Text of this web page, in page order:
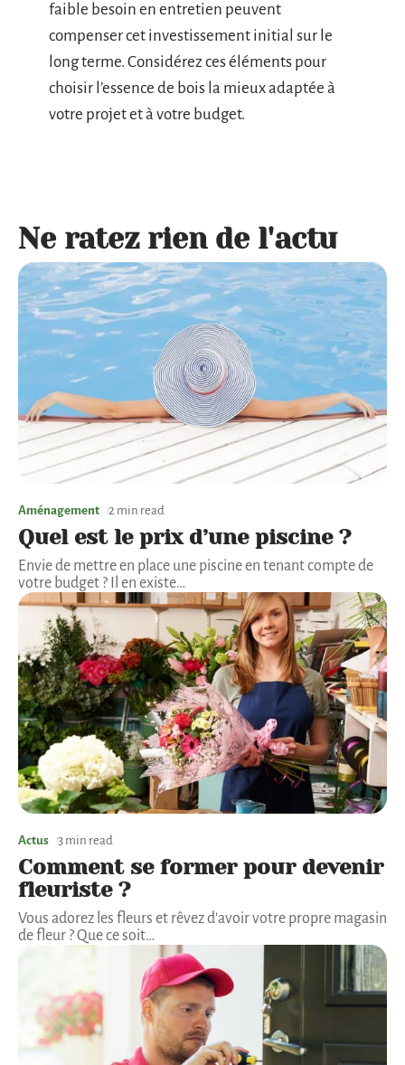
faible besoin en entretien peuvent
compenser cet investissement initial sur le
long terme. Considérez ces éléments pour
choisir l’essence de bois la mieux adaptée à
votre projet et à votre budget.
Ne ratez rien de l'actu
Aménagement 2 min read
Quel est le prix d’une piscine ?
Envie de mettre en place une piscine en tenant compte de
votre budget ? Il en existe…
Actus 3 min read
Comment se former pour devenir
fleuriste ?
Vous adorez les fleurs et rêvez d'avoir votre propre magasin
de fleur ? Que ce soit…